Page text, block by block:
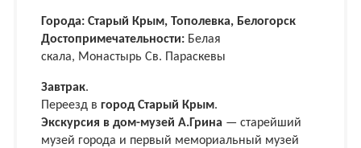
Города: Старый Крым, Тополевка, Белогорск
Достопримечательности: Белая
скала, Монастырь Св. Параскевы
Завтрак.
Переезд в город Старый Крым.
Экскурсия в дом-музей А.Грина — старейший
музей города и первый мемориальный музей